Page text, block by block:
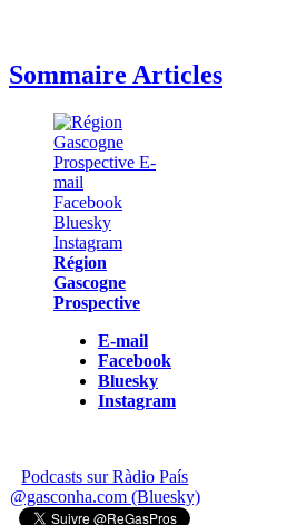
Sommaire Articles
Région
Gascogne
Prospective
E-mail
Facebook
Bluesky
Instagram
Podcasts sur Ràdio País
@gasconha.com (Bluesky)